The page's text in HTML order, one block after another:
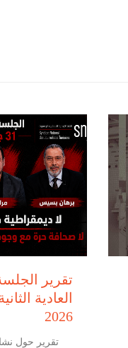
تقرير
2026
تقرير حول